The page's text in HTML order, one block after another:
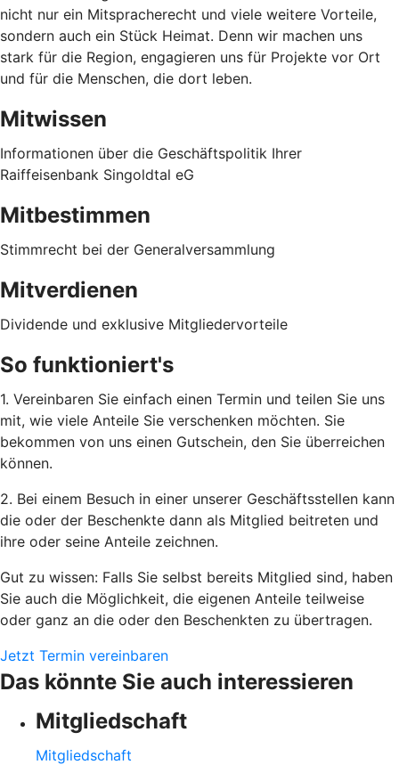
nicht nur ein Mitspracherecht und viele weitere Vorteile,
sondern auch ein Stück Heimat. Denn wir machen uns
stark für die Region, engagieren uns für Projekte vor Ort
und für die Menschen, die dort leben.
Mitwissen
Informationen über die Geschäftspolitik Ihrer
Raiffeisenbank Singoldtal eG
Mitbestimmen
Stimmrecht bei der Generalversammlung
Mitverdienen
Dividende und exklusive Mitgliedervorteile
So funktioniert's
1. Vereinbaren Sie einfach einen Termin und teilen Sie uns
mit, wie viele Anteile Sie verschenken möchten. Sie
bekommen von uns einen Gutschein, den Sie überreichen
können.
2. Bei einem Besuch in einer unserer Geschäftsstellen kann
die oder der Beschenkte dann als Mitglied beitreten und
ihre oder seine Anteile zeichnen.
Gut zu wissen: Falls Sie selbst bereits Mitglied sind, haben
Sie auch die Möglichkeit, die eigenen Anteile teilweise
oder ganz an die oder den Beschenkten zu übertragen.
Jetzt Termin vereinbaren
Das könnte Sie auch interessieren
Mitgliedschaft
Mitgliedschaft